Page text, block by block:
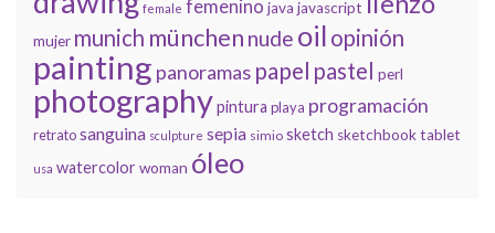
female femenino java javascript
mujer munich münchen nude oil opinión
painting panoramas papel pastel perl
photographypintura playa programación
retratosanguina sculpture sepia simio sketch sketchbooktablet
usa watercolorwoman óleo